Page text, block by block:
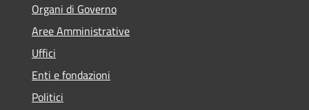
Organi di Governo
Aree Amministrative
Uffici
Enti e fondazioni
Politici